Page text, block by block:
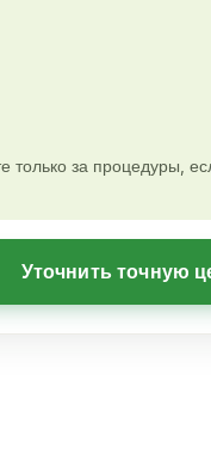
за процедуры,
Уточнить точную